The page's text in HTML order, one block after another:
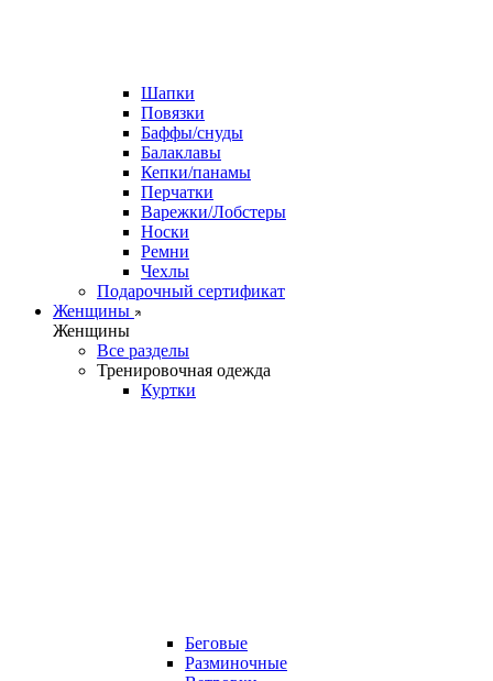
Шапки
Повязки
Баффы/снуды
Балаклавы
Кепки/панамы
Перчатки
Варежки/Лобстеры
Носки
Ремни
Чехлы
Подарочный сертификат
Женщины
Женщины
Все разделы
Тренировочная одежда
Куртки
Беговые
Разминочные